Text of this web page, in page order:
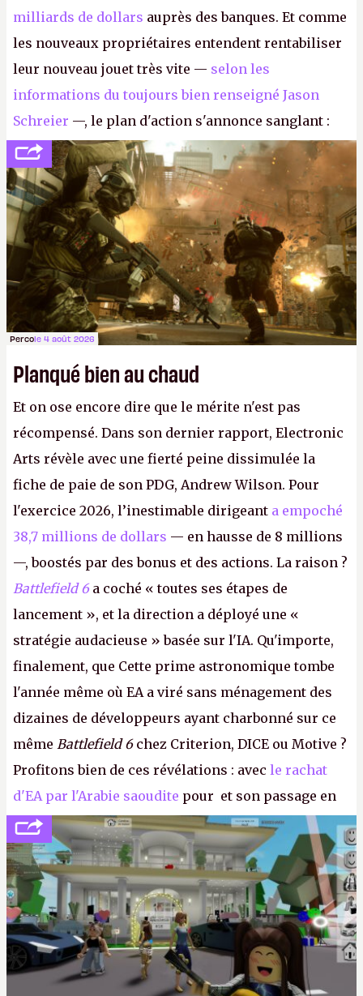
milliards de dollars auprès des banques. Et comme
les nouveaux propriétaires entendent rentabiliser
leur nouveau jouet très vite — selon les
informations du toujours bien renseigné Jason
Schreier —, le plan d'action s'annonce sanglant :
réductions de coûts drastiques, fermetures de
studios et licenciements massifs. En gros, essorer
FCetBattlefield, puis virer le reste.P.
Percole 4 août 2026
Planqué bien au chaud
Et on ose encore dire que le mérite n'est pas
récompensé. Dans son dernier rapport, Electronic
Arts révèle avec une fierté peine dissimulée la
fiche de paie de son PDG, Andrew Wilson. Pour
l'exercice 2026, l’inestimable dirigeant a empoché
38,7 millions de dollars — en hausse de 8 millions
—, boostés par des bonus et des actions. La raison ?
Battlefield 6 a coché « toutes ses étapes de
lancement », et la direction a déployé une «
stratégie audacieuse » basée sur l'IA. Qu'importe,
finalement, que Cette prime astronomique tombe
l'année même où EA a viré sans ménagement des
dizaines de développeurs ayant charbonné sur ce
même Battlefield 6chez Criterion, DICE ou Motive ?
Profitons bien de ces révélations : avec le rachat
d'EA par l'Arabie saoudite pour et son passage en
société privée, l'éditeur n'aura bientôt plus
l'obligation de publier ses bilans. Encore une
victoire pour la transparence.P.